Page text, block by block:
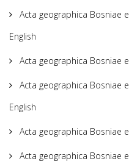
Acta geographica Bosniae
English
Acta geographica Bosniae
Acta geographica Bosniae
English
Acta geographica Bosniae
Acta geographica Bosniae